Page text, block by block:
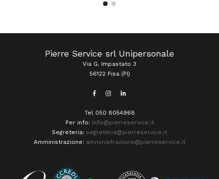
Pierre Service srl Unipersonale
Via G. Impastato 3
56122 Pisa (PI)
Tel 050 8054968
Per info: info@pierreservice.it
Segreteria: segreteria@pierreservice.it
Amministrazione: amministrazione@pierreservice.it